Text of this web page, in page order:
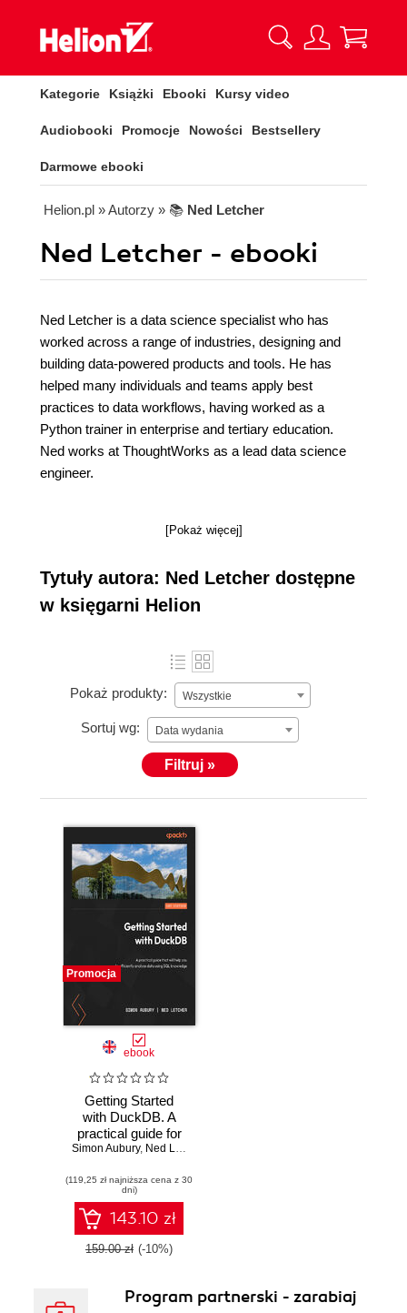
Kategorie Książki Ebooki Kursy video
Audiobooki Promocje Nowości Bestsellery
Darmowe ebooki
Helion.pl » Autorzy » 📚 Ned Letcher
Ned Letcher - ebooki
Ned Letcher is a data science specialist who has
worked across a range of industries, designing and
building data-powered products and tools. He has
helped many individuals and teams apply best
practices to data workflows, having worked as a
Python trainer in enterprise and tertiary education.
Ned works at ThoughtWorks as a lead data science
engineer.
[Pokaż więcej]
Tytuły autora: Ned Letcher dostępne
w księgarni Helion
Pokaż produkty: Wszystkie
Sortuj wg: Data wydania
Filtruj »
Promocja
ebook
Getting Started
with DuckDB. A
practical guide for
accelerating your
analytics, and data
engineering
workflows
Simon Aubury, Ned Letcher
(119,25 zł najniższa cena z 30
dni)
143.10 zł
159.00 zł (-10%)
Program partnerski - zarabiaj